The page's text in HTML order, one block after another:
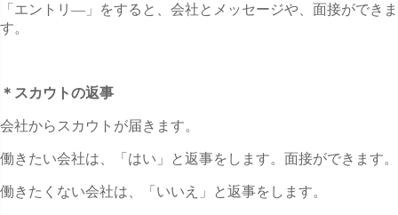
「エントリ―」をすると、会社とメッセージや、面接ができま
す。
＊スカウトの返事
会社からスカウトが届きます。
働きたい会社は、「はい」と返事をします。面接ができます。
働きたくない会社は、「いいえ」と返事をします。